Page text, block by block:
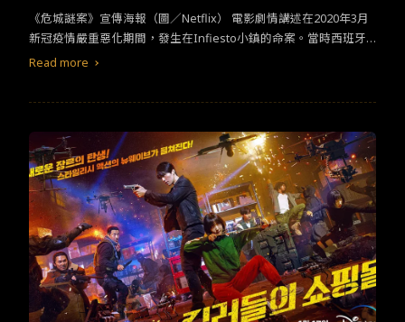
《危城謎案》宣傳海報（圖／Netflix） 電影劇情講述在2020年3月
新冠疫情嚴重惡化期間，發生在Infiesto小鎮的命案。當時西班牙
進入為期15天的封城，兩名警探在封城第一天，發現失蹤數個月的
蹤的同時，陸續發現更多青少年失蹤的案件，以及不同被害人身上
烙印著與某案發地點相同的神祕符號，於是警方很快意識到這似乎
是與邪教活人獻祭有關的連續殺人事件。 幾名嫌犯透露幕後黑手是
一名叫做「先知」的人，在警探追蹤先知的同時，卻讓自己身陷危
機。後來，副隊長Samuel疑似發現先知的真實身份，並與副隊長R
amos一起前往Infiesto小鎮準備緝凶，殊不知Ramos就是「先
知」，接著Samuel被Ramos就地槍斃了。最後，Castro與警方趕
到小鎮的採礦地，就在Ramos準備在春天開始前進行最後一場活人
獻祭的同時，被Castro就地正法。
Read more